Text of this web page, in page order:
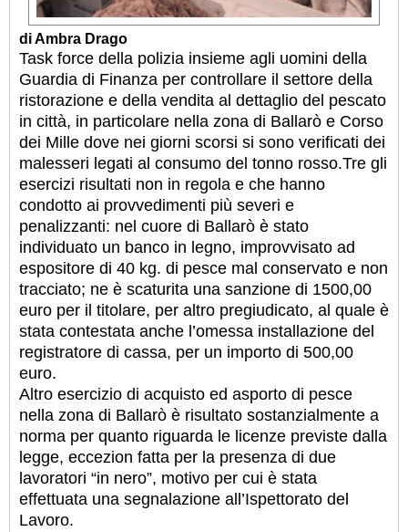
di Ambra Drago
Task force della polizia insieme agli uomini della
Guardia di Finanza per controllare il settore della
ristorazione e della vendita al dettaglio del pescato
in città, in particolare nella zona di Ballarò e Corso
dei Mille dove nei giorni scorsi si sono verificati dei
malesseri legati al consumo del tonno rosso.Tre gli
esercizi risultati non in regola e che hanno
condotto ai provvedimenti più severi e
penalizzanti: nel cuore di Ballarò è stato
individuato un banco in legno, improvvisato ad
espositore di 40 kg. di pesce mal conservato e non
tracciato; ne è scaturita una sanzione di 1500,00
euro per il titolare, per altro pregiudicato, al quale è
stata contestata anche l’omessa installazione del
registratore di cassa, per un importo di 500,00
euro.
Altro esercizio di acquisto ed asporto di pesce
nella zona di Ballarò è risultato sostanzialmente a
norma per quanto riguarda le licenze previste dalla
legge, eccezion fatta per la presenza di due
lavoratori “in nero”, motivo per cui è stata
effettuata una segnalazione all’Ispettorato del
Lavoro.